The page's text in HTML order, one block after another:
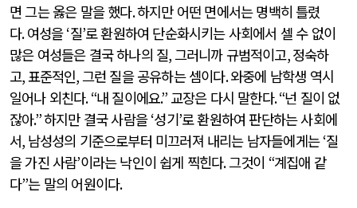
면 그는 옳은 말을 했다.하지만 어떤 면에서는 명백히 틀렸
다.여성을‘질’로 환원하여 단순화시키는 사회에서 셀 수 없이
많은 여성들은 결국 하나의 질,그러니까 규범적이고,정숙하
고,표준적인,그런 질을 공유하는 셈이다.와중에 남학생 역시
일어나 외친다. “내 질이에요.” 교장은 다시 말한다. “넌 질이 없
잖아.”하지만 결국 사람을‘성기’로 환원하여 판단하는 사회에
서, 남성성의 기준으로부터 미끄러져 내리는 남자들에게는‘질
을 가진 사람’이라는 낙인이 쉽게 찍힌다.그것이 “계집애 같
다”는 말의 어원이다.